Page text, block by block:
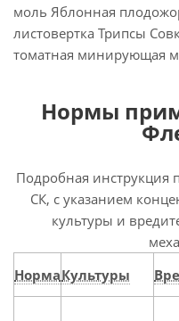
моль Яблонная
листовертка Трипсы
томатная минирующая
Нормы
Подробная инструкция
СК, с указанием
культуры и
НормаКультуры